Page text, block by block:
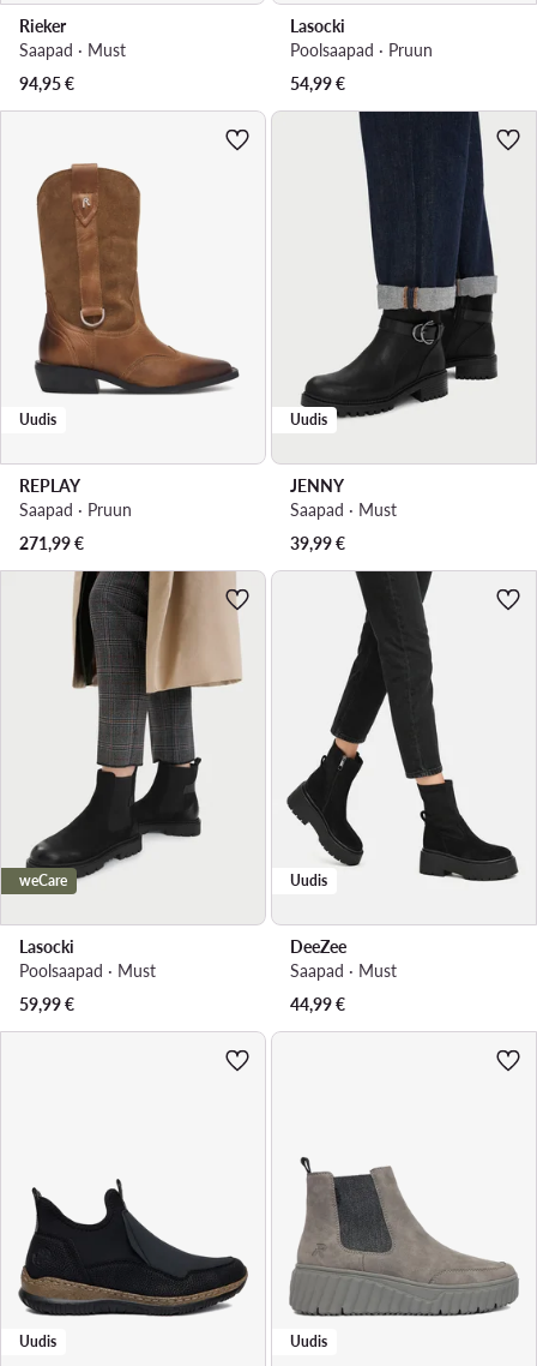
Rieker
Saapad · Must
94,95€
Lasocki
Poolsaapad · Pruun
54,99€
Uudis
REPLAY
Saapad · Pruun
271,99€
Uudis
JENNY
Saapad · Must
39,99€
weCare
Lasocki
Poolsaapad · Must
59,99€
Uudis
DeeZee
Saapad · Must
44,99€
Uudis Uudis